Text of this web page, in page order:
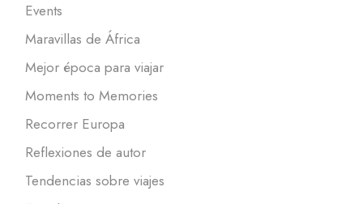
Events
Maravillas de África
Mejor época para viajar
Moments to Memories
Recorrer Europa
Reflexiones de autor
Tendencias sobre viajes